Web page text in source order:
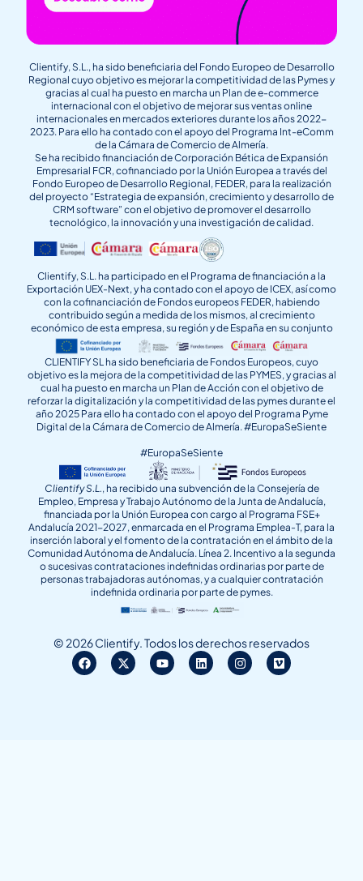
Clientify, S.L., ha sido beneficiaria del Fondo Europeo de Desarrollo
Regional cuyo objetivo es mejorar la competitividad de las Pymes y
gracias al cual ha puesto en marcha un Plan de e-commerce
internacional con el objetivo de mejorar sus ventas online
internacionales en mercados exteriores durante los años 2022-
2023. Para ello ha contado con el apoyo del Programa Int-eComm
de la Cámara de Comercio de Almería.
Se ha recibido financiación de Corporación Bética de Expansión
Empresarial FCR, cofinanciado por la Unión Europea a través del
Fondo Europeo de Desarrollo Regional, FEDER, para la realización
del proyecto “Estrategia de expansión, crecimiento y desarrollo de
CRM software” con el objetivo de promover el desarrollo
tecnológico, la innovación y una investigación de calidad.
Clientify, S.L. ha participado en el Programa de financiación a la
Exportación UEX-Next, y ha contado con el apoyo de ICEX, así como
con la cofinanciación de Fondos europeos FEDER, habiendo
contribuido según a medida de los mismos, al crecimiento
económico de esta empresa, su región y de España en su conjunto
CLIENTIFY SL ha sido beneficiaria de Fondos Europeos, cuyo
objetivo es la mejora de la competitividad de las PYMES, y gracias al
cual ha puesto en marcha un Plan de Acción con el objetivo de
reforzar la digitalización y la competitividad de las pymes durante el
año 2025 Para ello ha contado con el apoyo del Programa Pyme
Digital de la Cámara de Comercio de Almería. #EuropaSeSiente
#EuropaSeSiente
Clientify S.L., ha recibido una subvención de la Consejería de
Empleo, Empresa y Trabajo Autónomo de la Junta de Andalucía,
financiada por la Unión Europea con cargo al Programa FSE+
Andalucía 2021-2027, enmarcada en el Programa Emplea-T, para la
inserción laboral y el fomento de la contratación en el ámbito de la
Comunidad Autónoma de Andalucía. Línea 2. Incentivo a la segunda
o sucesivas contrataciones indefinidas ordinarias por parte de
personas trabajadoras autónomas, y a cualquier contratación
indefinida ordinaria por parte de pymes.
© 2026 Clientify. Todos los derechos reservados